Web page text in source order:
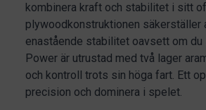
kombinera kraft och stabilitet i sitt
plywoodkonstruktionen säkerställer
enastående stabilitet oavsett om du
Power är utrustad med två lager
och kontroll trots sin höga fart. Ett
precision och dominera i spelet.